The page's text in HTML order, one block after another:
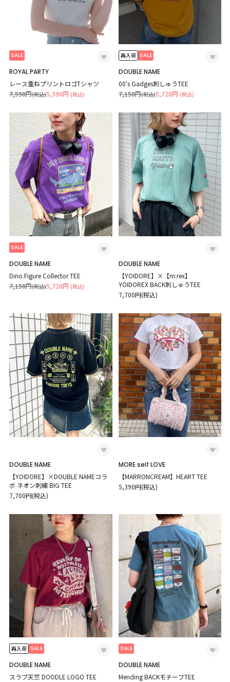
SALE
ROYAL PARTY
レース重ねプリントロゴTシャツ
5,390円 (税込)
7,590円(税込)
再入荷 SALE
DOUBLE NAME
00's Gadges刺しゅうTEE
5,720円 (税込)
7,150円(税込)
SALE
DOUBLE NAME
Dino.Figure Collector TEE
5,720円 (税込)
7,150円(税込)
DOUBLE NAME
【YOIDORE】×【m:rex】
YOIDOREX BACK刺しゅうTEE
7,700円(税込)
DOUBLE NAME
【YOIDORE】×DOUBLE NAMEコラ
ボ ネオン刺繍 BIG TEE
7,700円(税込)
MORE self LOVE
【MARRONCREAM】HEART TEE
5,390円(税込)
再入荷 SALE
DOUBLE NAME
スラブ天竺 DOODLE LOGO TEE
SALE
DOUBLE NAME
Mending BACKモチーフTEE